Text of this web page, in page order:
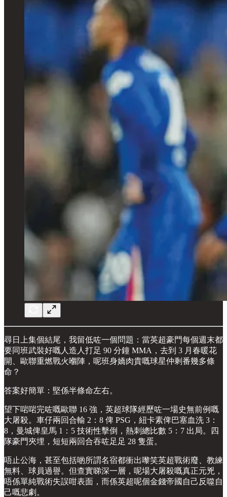
尋日上集個結尾，我留低咗一個問題：當英超豪門每個週末都
要同班武裝好嘅人造人打足 90 分鐘 MMA，去到 3 月春暖花
開、歐聯重燃戰火嗰陣，呢班身嬌肉貴嘅球星仲剩番幾多條
命？
答案好簡單：堅係半條命左右。
望下啱啱完咗嘅歐聯 16 強，英超球隊經歷咗一場史無前例嘅
大屠殺。車仔兩回合輸 2：8 俾 PSG，紐卡素俾巴塞血洗 3：
8，曼城俾皇馬 1：5 技術性擊倒，熱刺總比數 5：7 出局。四
隊豪門夾埋，短短兩回合吞咗足足 28 隻蛋。
唔止公海，甚至包括啲所謂名宿都衝出嚟笑英超戰術廢、教練
無料、球員過譽。但查實睇深一層，呢場大屠殺嘅真正元兇，
唔係單純戰術失誤咁表面，而係英超呢個金錢帝國自己反噬自
己嘅悲劇。